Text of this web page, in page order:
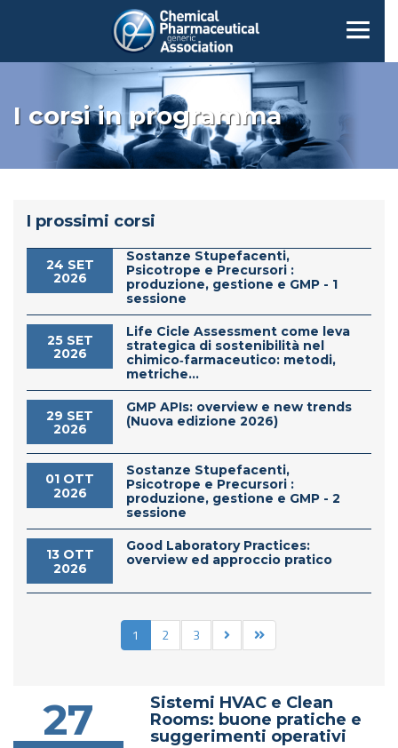
I corsi in programma
I prossimi corsi
24 SET
2026
Sostanze Stupefacenti,
Psicotrope e Precursori :
produzione, gestione e GMP - 1
sessione
25 SET
2026
Life Cicle Assessment come leva
strategica di sostenibilità nel
chimico‑farmaceutico: metodi,
metriche...
29 SET
2026
GMP APIs: overview e new trends
(Nuova edizione 2026)
01 OTT
2026
Sostanze Stupefacenti,
Psicotrope e Precursori :
produzione, gestione e GMP - 2
sessione
13 OTT
2026
Good Laboratory Practices:
overview ed approccio pratico
1 2 3
27
Sistemi HVAC e Clean
Rooms: buone pratiche e
suggerimenti operativi